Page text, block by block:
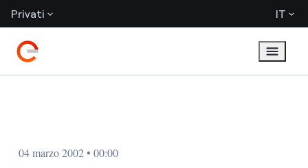
Privati IT
04 marzo 2002 • 00:00